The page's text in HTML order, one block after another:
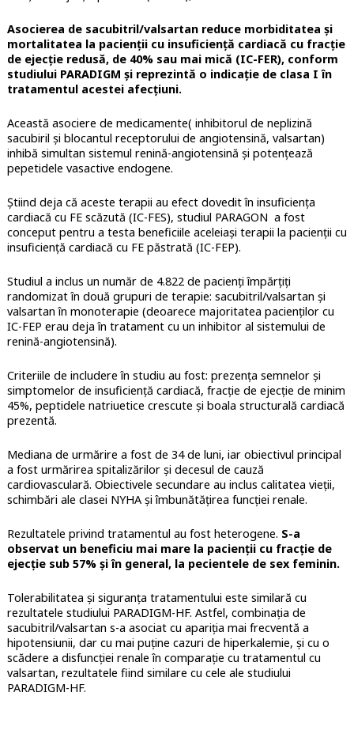
Asocierea de sacubitril/valsartan reduce morbiditatea și
mortalitatea la pacienții cu insuficiență cardiacă cu fracție
de ejecție redusă, de 40% sau mai mică (IC-FER), conform
studiului PARADIGM și reprezintă o indicație de clasa I în
tratamentul acestei afecțiuni.
Această asociere de medicamente( inhibitorul de neplizină
sacubiril și blocantul receptorului de angiotensină, valsartan)
inhibă simultan sistemul renină-angiotensină și potențează
pepetidele vasactive endogene.
Știind deja că aceste terapii au efect dovedit în insuficiența
cardiacă cu FE scăzută (IC-FES), studiul PARAGON a fost
conceput pentru a testa beneficiile aceleiași terapii la pacienții cu
insuficiență cardiacă cu FE păstrată (IC-FEP).
Studiul a inclus un număr de 4.822 de pacienți împărțiți
randomizat în două grupuri de terapie: sacubitril/valsartan și
valsartan în monoterapie (deoarece majoritatea pacienților cu
IC-FEP erau deja în tratament cu un inhibitor al sistemului de
renină-angiotensină).
Criteriile de includere în studiu au fost: prezența semnelor și
simptomelor de insuficiență cardiacă, fracție de ejecție de minim
45%, peptidele natriuetice crescute și boala structurală cardiacă
prezentă.
Mediana de urmărire a fost de 34 de luni, iar obiectivul principal
a fost urmărirea spitalizărilor și decesul de cauză
cardiovasculară. Obiectivele secundare au inclus calitatea vieții,
schimbări ale clasei NYHA și îmbunătățirea funcției renale.
Rezultatele privind tratamentul au fost heterogene. S-a
observat un beneficiu mai mare la pacienții cu fracție de
ejecție sub 57% și în general, la pecientele de sex feminin.
Tolerabilitatea și siguranța tratamentului este similară cu
rezultatele studiului PARADIGM-HF. Astfel, combinația de
sacubitril/valsartan s-a asociat cu apariția mai frecventă a
hipotensiunii, dar cu mai puține cazuri de hiperkalemie, și cu o
scădere a disfuncției renale în comparație cu tratamentul cu
valsartan, rezultatele fiind similare cu cele ale studiului
PARADIGM-HF.